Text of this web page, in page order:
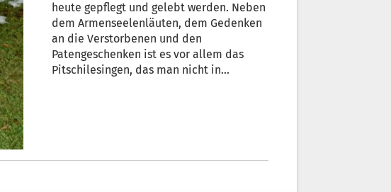
heute gepflegt und gelebt werden. Neben
dem Armenseelenläuten, dem Gedenken
an die Verstorbenen und den
Patengeschenken ist es vor allem das
Pitschilesingen, das man nicht in